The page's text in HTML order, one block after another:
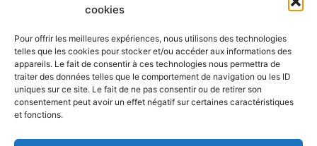
cookies
Pour offrir les meilleures expériences, nous utilisons des technologies
telles que les cookies pour stocker et/ou accéder aux informations des
appareils. Le fait de consentir à ces technologies nous permettra de
traiter des données telles que le comportement de navigation ou les ID
uniques sur ce site. Le fait de ne pas consentir ou de retirer son
consentement peut avoir un effet négatif sur certaines caractéristiques
et fonctions.
Ce site utilise Akismet pour réduire les indésirables.
En savoir plus sur la façon dont les données de vos